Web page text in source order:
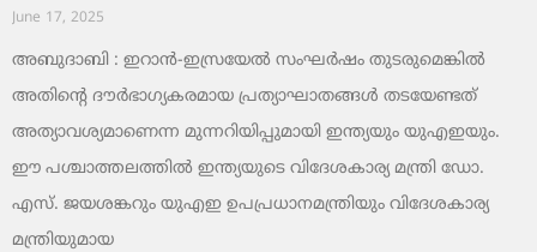
June 17, 2025
അബുദാബി : ഇറാൻ-ഇസ്രയേൽ സംഘർഷം തുടരുമെങ്കിൽ
അതിന്റെ ദൗർഭാഗ്യകരമായ പ്രത്യാഘാതങ്ങൾ തടയേണ്ടത്
അത്യാവശ്യമാണെന്ന മുന്നറിയിപ്പുമായി ഇന്ത്യയും യുഎഇയും.
ഈ പശ്ചാത്തലത്തിൽ ഇന്ത്യയുടെ വിദേശകാര്യ മന്ത്രി ഡോ.
എസ്. ജയശങ്കറും യുഎഇ ഉപപ്രധാനമന്ത്രിയും വിദേശകാര്യ
മന്ത്രിയുമായ